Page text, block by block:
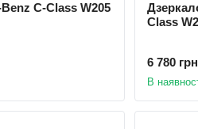
C-Class W205
Class
6 780 грн
В